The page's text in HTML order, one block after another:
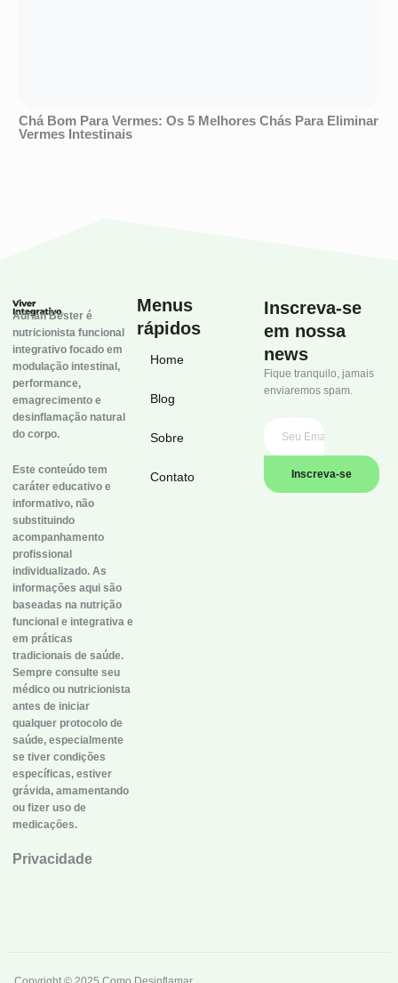
Chá Bom Para Vermes: Os 5 Melhores Chás Para Eliminar
Vermes Intestinais
Adrian Bester é
nutricionista funcional
integrativo focado em
modulação intestinal,
performance,
emagrecimento e
desinflamação natural
do corpo.
Este conteúdo tem
caráter educativo e
informativo, não
substituindo
acompanhamento
profissional
individualizado. As
informações aqui são
baseadas na nutrição
funcional e integrativa e
em práticas
tradicionais de saúde.
Sempre consulte seu
médico ou nutricionista
antes de iniciar
qualquer protocolo de
saúde, especialmente
se tiver condições
específicas, estiver
grávida, amamentando
ou fizer uso de
medicações.
Privacidade
Menus
rápidos
Home
Blog
Sobre
Contato
Inscreva-se
em nossa
news
Fique tranquilo, jamais
enviaremos spam.
Inscreva-se